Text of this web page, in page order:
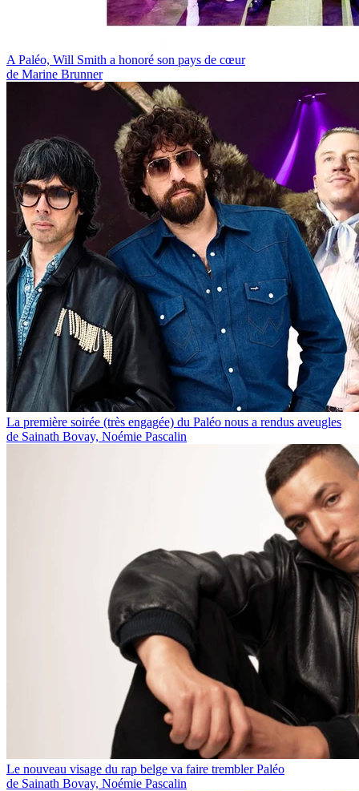
A Paléo, Will Smith a honoré son pays de cœur
de Marine Brunner
La première soirée (très engagée) du Paléo nous a rendus aveugles
de Sainath Bovay, Noémie Pascalin
Le nouveau visage du rap belge va faire trembler Paléo
de Sainath Bovay, Noémie Pascalin